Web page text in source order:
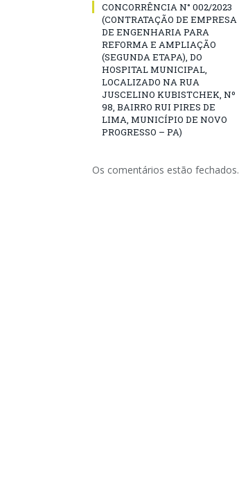
CONCORRÊNCIA N° 002/2023
(CONTRATAÇÃO DE EMPRESA
DE ENGENHARIA PARA
REFORMA E AMPLIAÇÃO
(SEGUNDA ETAPA), DO
HOSPITAL MUNICIPAL,
LOCALIZADO NA RUA
JUSCELINO KUBISTCHEK, Nº
98, BAIRRO RUI PIRES DE
LIMA, MUNICÍPIO DE NOVO
PROGRESSO – PA)
Os comentários estão fechados.